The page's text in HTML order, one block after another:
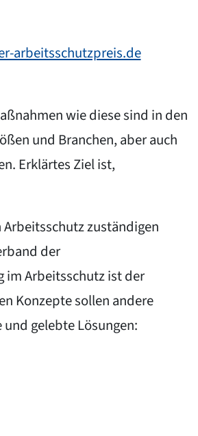
arbeitsschutzpreis.de
wie diese sind in den
und Branchen, aber auch
Erklärtes Ziel ist,
zuständigen
der
im Arbeitsschutz ist der
Konzepte sollen andere
gelebte Lösungen: